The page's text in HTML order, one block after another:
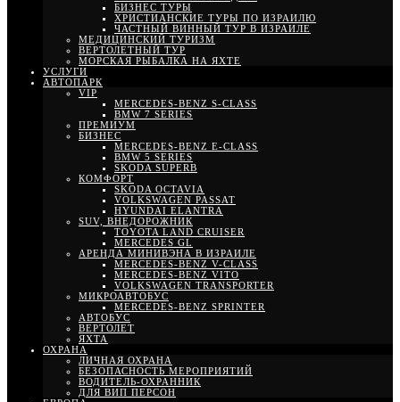
БИЗНЕС ТУРЫ
ХРИСТИАНСКИЕ ТУРЫ ПО ИЗРАИЛЮ
ЧАСТНЫЙ ВИННЫЙ ТУР В ИЗРАИЛЕ
МЕДИЦИНСКИЙ ТУРИЗМ
ВЕРТОЛЕТНЫЙ ТУР
МОРСКАЯ РЫБАЛКА НА ЯХТЕ
УСЛУГИ
АВТОПАРК
VIP
MERCEDES-BENZ S-CLASS
BMW 7 SERIES
ПРЕМИУМ
БИЗНЕС
MERCEDES-BENZ E-CLASS
BMW 5 SERIES
SKODA SUPERB
КОМФОРТ
SKODA OCTAVIA
VOLKSWAGEN PASSAT
HYUNDAI ELANTRA
SUV, ВНЕДОРОЖНИК
TOYOTA LAND CRUISER
MERCEDES GL
АРЕНДА МИНИВЭНА В ИЗРАИЛЕ
MERCEDES-BENZ V-CLASS
MERCEDES-BENZ VITO
VOLKSWAGEN TRANSPORTER
МИКРОАВТОБУС
MERCEDES-BENZ SPRINTER
АВТОБУС
ВЕРТОЛЕТ
ЯХТА
ОХРАНА
ЛИЧНАЯ ОХРАНА
БЕЗОПАСНОСТЬ МЕРОПРИЯТИЙ
ВОДИТЕЛЬ-ОХРАННИК
ДЛЯ ВИП ПЕРСОН